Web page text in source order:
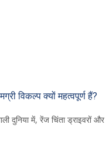
विकल्प क्यों महत्वपूर्ण हैं?
दुनिया में, रेंज चिंता ड्राइवरों